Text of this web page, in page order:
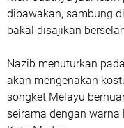
dibawakan, sambung
bakal disajikan
Nazib menuturkan
akan mengenakan
songket Melayu
seirama dengan warna